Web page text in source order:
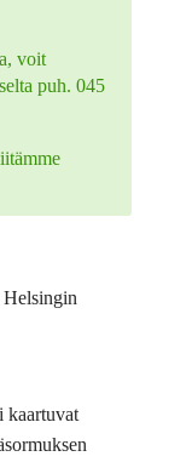
voit
puh. 045
Helsingin
kaartuvat